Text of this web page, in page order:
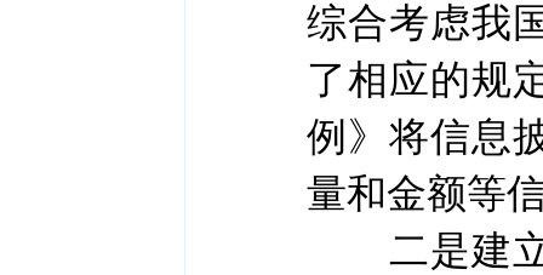
综合考虑我
了相应的规
例》将信息
量和金额等
二是建立